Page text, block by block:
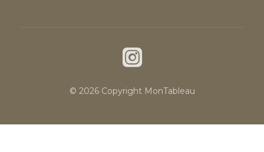
© 2026 Copyright MonTableau